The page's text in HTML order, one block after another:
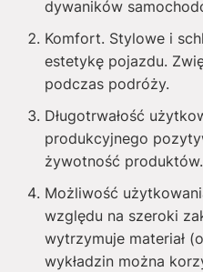
dywaników
Komfort. Stylowe i
estetykę pojazdu.
podczas podróży.
Długotrwałość
produkcyjnego
żywotność produktów.
Możliwość
względu na szeroki
wytrzymuje materiał
wykładzin można